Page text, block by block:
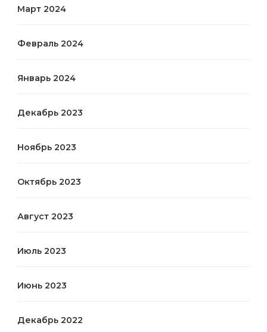
Март 2024
Февраль 2024
Январь 2024
Декабрь 2023
Ноябрь 2023
Октябрь 2023
Август 2023
Июль 2023
Июнь 2023
Декабрь 2022